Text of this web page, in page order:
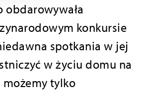
obdarowywała
konkursie
spotkania w jej
w życiu domu na
możemy tylko